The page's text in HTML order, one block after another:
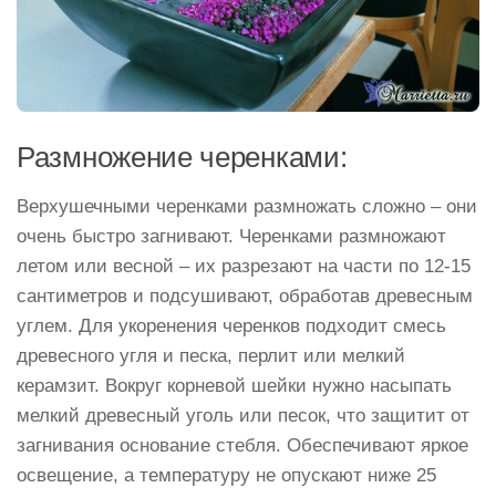
Размножение черенками:
Верхушечными черенками размножать сложно – они
очень быстро загнивают. Черенками размножают
летом или весной – их разрезают на части по 12-15
сантиметров и подсушивают, обработав древесным
углем. Для укоренения черенков подходит смесь
древесного угля и песка, перлит или мелкий
керамзит. Вокруг корневой шейки нужно насыпать
мелкий древесный уголь или песок, что защитит от
загнивания основание стебля. Обеспечивают яркое
освещение, а температуру не опускают ниже 25